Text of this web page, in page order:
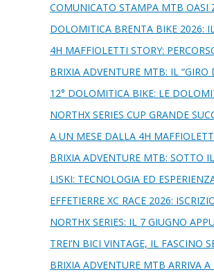
COMUNICATO STAMPA MTB OASI
DOLOMITICA BRENTA BIKE 2026:
4H MAFFIOLETTI STORY:
BRIXIA ADVENTURE MTB: IL “GIRO
12° DOLOMITICA BIKE: LE
NORTHX SERIES CUP GRANDE
A UN MESE DALLA 4H
BRIXIA ADVENTURE MTB: SOTTO
LISKI: TECNOLOGIA ED
EFFETIERRE XC RACE 2026:
NORTHX SERIES: IL 7 GIUGNO
TREI’N BICI VINTAGE, IL FASCINO
BRIXIA ADVENTURE MTB ARRIVA